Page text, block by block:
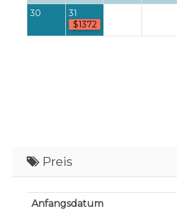
30
31
$1372
Preis
Anfangsdatum